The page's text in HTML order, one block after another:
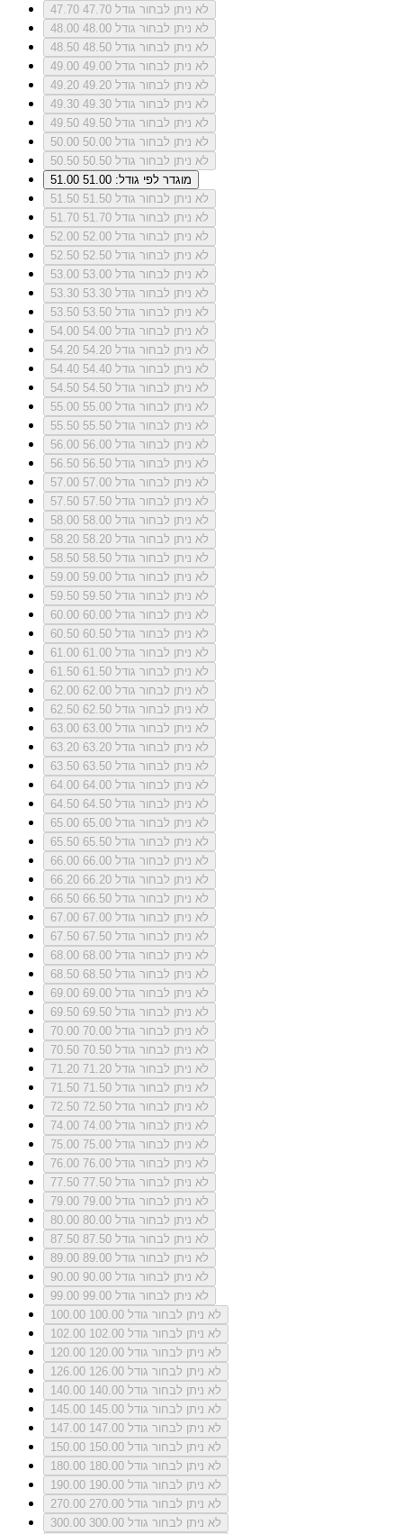
47.70
לא ניתן לבחור גודל 47.70
48.00
לא ניתן לבחור גודל 48.00
48.50
לא ניתן לבחור גודל 48.50
49.00
לא ניתן לבחור גודל 49.00
49.20
לא ניתן לבחור גודל 49.20
49.30
לא ניתן לבחור גודל 49.30
49.50
לא ניתן לבחור גודל 49.50
50.00
לא ניתן לבחור גודל 50.00
50.50
לא ניתן לבחור גודל 50.50
51.00
מוגדר לפי גודל: 51.00
51.50
לא ניתן לבחור גודל 51.50
51.70
לא ניתן לבחור גודל 51.70
52.00
לא ניתן לבחור גודל 52.00
52.50
לא ניתן לבחור גודל 52.50
53.00
לא ניתן לבחור גודל 53.00
53.30
לא ניתן לבחור גודל 53.30
53.50
לא ניתן לבחור גודל 53.50
54.00
לא ניתן לבחור גודל 54.00
54.20
לא ניתן לבחור גודל 54.20
54.40
לא ניתן לבחור גודל 54.40
54.50
לא ניתן לבחור גודל 54.50
55.00
לא ניתן לבחור גודל 55.00
55.50
לא ניתן לבחור גודל 55.50
56.00
לא ניתן לבחור גודל 56.00
56.50
לא ניתן לבחור גודל 56.50
57.00
לא ניתן לבחור גודל 57.00
57.50
לא ניתן לבחור גודל 57.50
58.00
לא ניתן לבחור גודל 58.00
58.20
לא ניתן לבחור גודל 58.20
58.50
לא ניתן לבחור גודל 58.50
59.00
לא ניתן לבחור גודל 59.00
59.50
לא ניתן לבחור גודל 59.50
60.00
לא ניתן לבחור גודל 60.00
60.50
לא ניתן לבחור גודל 60.50
61.00
לא ניתן לבחור גודל 61.00
61.50
לא ניתן לבחור גודל 61.50
62.00
לא ניתן לבחור גודל 62.00
62.50
לא ניתן לבחור גודל 62.50
63.00
לא ניתן לבחור גודל 63.00
63.20
לא ניתן לבחור גודל 63.20
63.50
לא ניתן לבחור גודל 63.50
64.00
לא ניתן לבחור גודל 64.00
64.50
לא ניתן לבחור גודל 64.50
65.00
לא ניתן לבחור גודל 65.00
65.50
לא ניתן לבחור גודל 65.50
66.00
לא ניתן לבחור גודל 66.00
66.20
לא ניתן לבחור גודל 66.20
66.50
לא ניתן לבחור גודל 66.50
67.00
לא ניתן לבחור גודל 67.00
67.50
לא ניתן לבחור גודל 67.50
68.00
לא ניתן לבחור גודל 68.00
68.50
לא ניתן לבחור גודל 68.50
69.00
לא ניתן לבחור גודל 69.00
69.50
לא ניתן לבחור גודל 69.50
70.00
לא ניתן לבחור גודל 70.00
70.50
לא ניתן לבחור גודל 70.50
71.20
לא ניתן לבחור גודל 71.20
71.50
לא ניתן לבחור גודל 71.50
72.50
לא ניתן לבחור גודל 72.50
74.00
לא ניתן לבחור גודל 74.00
75.00
לא ניתן לבחור גודל 75.00
76.00
לא ניתן לבחור גודל 76.00
77.50
לא ניתן לבחור גודל 77.50
79.00
לא ניתן לבחור גודל 79.00
80.00
לא ניתן לבחור גודל 80.00
87.50
לא ניתן לבחור גודל 87.50
89.00
לא ניתן לבחור גודל 89.00
90.00
לא ניתן לבחור גודל 90.00
99.00
לא ניתן לבחור גודל 99.00
100.00
לא ניתן לבחור גודל 100.00
102.00
לא ניתן לבחור גודל 102.00
120.00
לא ניתן לבחור גודל 120.00
126.00
לא ניתן לבחור גודל 126.00
140.00
לא ניתן לבחור גודל 140.00
145.00
לא ניתן לבחור גודל 145.00
147.00
לא ניתן לבחור גודל 147.00
150.00
לא ניתן לבחור גודל 150.00
180.00
לא ניתן לבחור גודל 180.00
190.00
לא ניתן לבחור גודל 190.00
270.00
לא ניתן לבחור גודל 270.00
300.00
לא ניתן לבחור גודל 300.00